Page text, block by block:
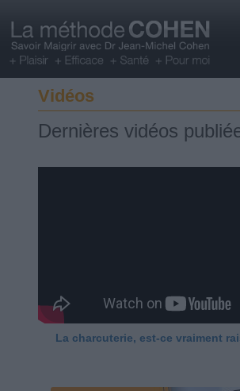
Vidéos
Dernières vidéos
La charcuterie, est-ce vraiment